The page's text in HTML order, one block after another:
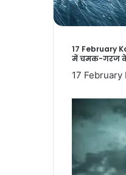
17 February
में चमक-गरज के
17 February